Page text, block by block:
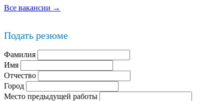
Все вакансии →
Подать резюме
Фамилия
Имя
Отчество
Город
Место предыдущей работы